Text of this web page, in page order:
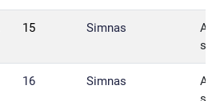
15 Simnas
16 Simnas